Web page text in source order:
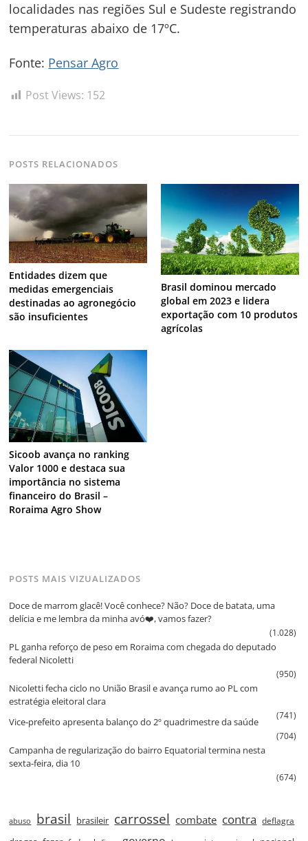
localidades nas regiões Sul e Sudeste registrando
temperaturas abaixo de 17ºC.
Fonte: Pensar Agro
Post Views: 152
POSTS RELACIONADOS
Entidades dizem que
medidas emergenciais
destinadas ao agronegócio
são insuficientes
Brasil dominou mercado
global em 2023 e lidera
exportação com 10 produtos
agrícolas
Sicoob avança no ranking
Valor 1000 e destaca sua
importância no sistema
financeiro do Brasil –
Roraima Agro Show
POSTS MAIS VIZUALIZADOS
Doce de marrom glacê! Você conhece? Não? Doce de batata, uma
delícia e me lembra da minha avó❤️, vamos fazer?
(1.028)
PL ganha reforço de peso em Roraima com chegada do deputado
federal Nicoletti
(950)
Nicoletti fecha ciclo no União Brasil e avança rumo ao PL com
estratégia eleitoral clara
(741)
Vice‑prefeito apresenta balanço do 2º quadrimestre da saúde
(704)
Campanha de regularização do bairro Equatorial termina nesta
sexta‑feira, dia 10
(674)
abuso brasil brasileir carrossel combate contra deflagra